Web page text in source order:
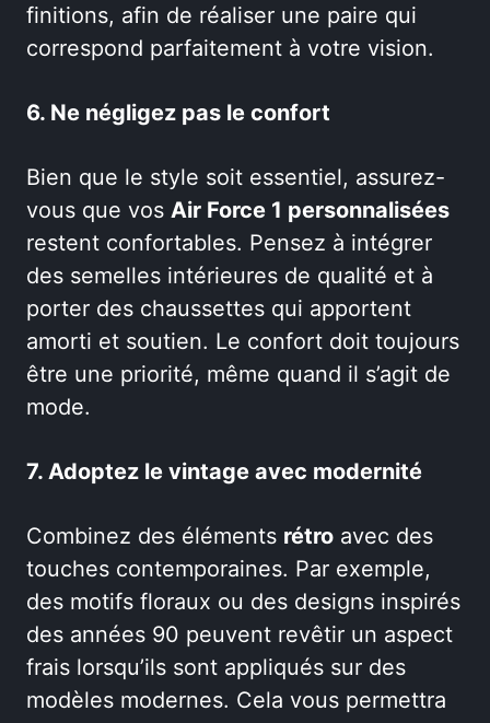
finitions, afin de réaliser une paire qui
correspond parfaitement à votre vision.
6. Ne négligez pas le confort
Bien que le style soit essentiel, assurez-
vous que vos Air Force 1 personnalisées
restent confortables. Pensez à intégrer
des semelles intérieures de qualité et à
porter des chaussettes qui apportent
amorti et soutien. Le confort doit toujours
être une priorité, même quand il s’agit de
mode.
7. Adoptez le vintage avec modernité
Combinez des éléments rétro avec des
touches contemporaines. Par exemple,
des motifs floraux ou des designs inspirés
des années 90 peuvent revêtir un aspect
frais lorsqu’ils sont appliqués sur des
modèles modernes. Cela vous permettra